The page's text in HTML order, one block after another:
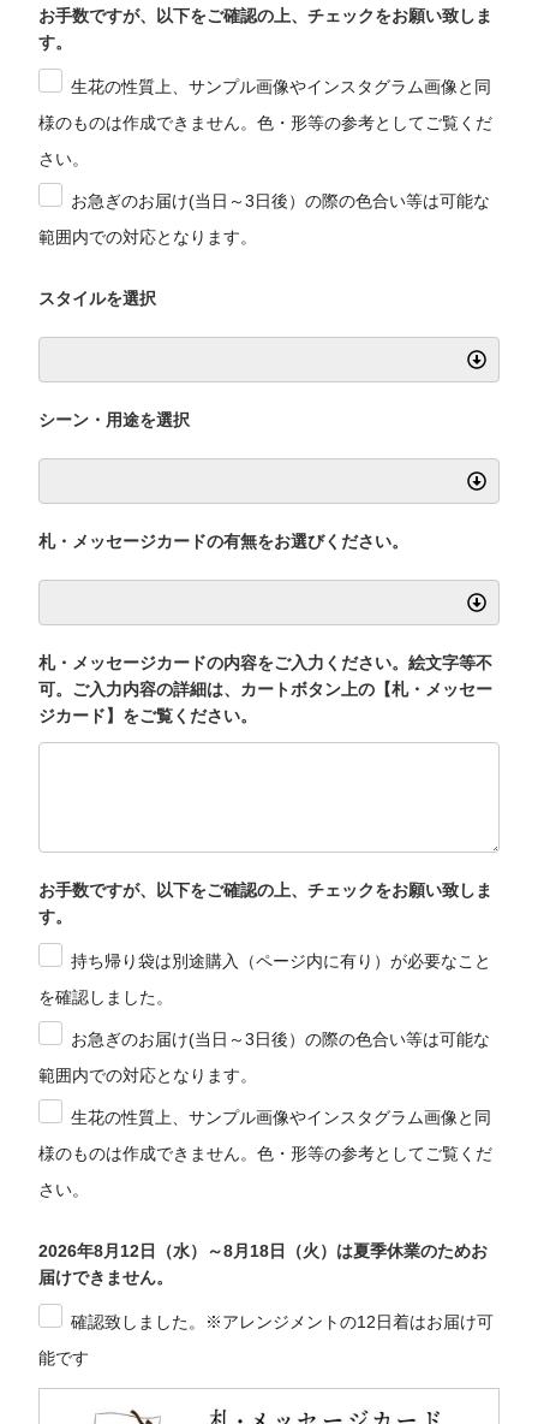
お手数ですが、以下をご確認の上、チェックをお願い致しま
す。
生花の性質上、サンプル画像やインスタグラム画像と同
様のものは作成できません。色・形等の参考としてご覧くだ
さい。
お急ぎのお届け(当日～3日後）の際の色合い等は可能な
範囲内での対応となります。
スタイルを選択
シーン・用途を選択
札・メッセージカードの有無をお選びください。
札・メッセージカードの内容をご入力ください。絵文字等不
可。ご入力内容の詳細は、カートボタン上の【札・メッセー
ジカード】をご覧ください。
お手数ですが、以下をご確認の上、チェックをお願い致しま
す。
持ち帰り袋は別途購入（ページ内に有り）が必要なこと
を確認しました。
お急ぎのお届け(当日～3日後）の際の色合い等は可能な
範囲内での対応となります。
生花の性質上、サンプル画像やインスタグラム画像と同
様のものは作成できません。色・形等の参考としてご覧くだ
さい。
2026年8月12日（水）～8月18日（火）は夏季休業のためお
届けできません。
確認致しました。※アレンジメントの12日着はお届け可
能です